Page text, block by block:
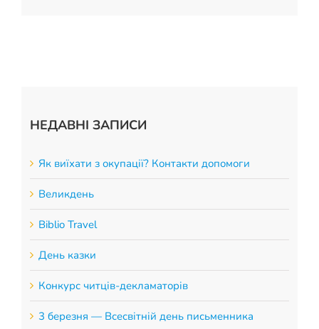
НЕДАВНІ ЗАПИСИ
Як виїхати з окупації? Контакти допомоги
Великдень
Biblio Travel
День казки
Конкурс читців-декламаторів
3 березня — Всесвітній день письменника